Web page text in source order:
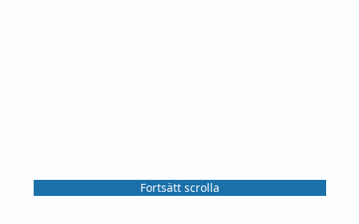
Fortsätt scrolla